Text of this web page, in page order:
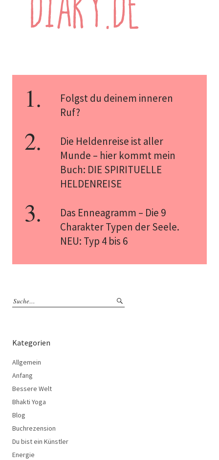
Folgst du deinem inneren
Ruf?
Die Heldenreise ist aller
Munde – hier kommt mein
Buch: DIE SPIRITUELLE
HELDENREISE
Das Enneagramm – Die 9
Charakter Typen der Seele.
NEU: Typ 4 bis 6
Kategorien
Allgemein
Anfang
Bessere Welt
Bhakti Yoga
Blog
Buchrezension
Du bist ein Künstler
Energie